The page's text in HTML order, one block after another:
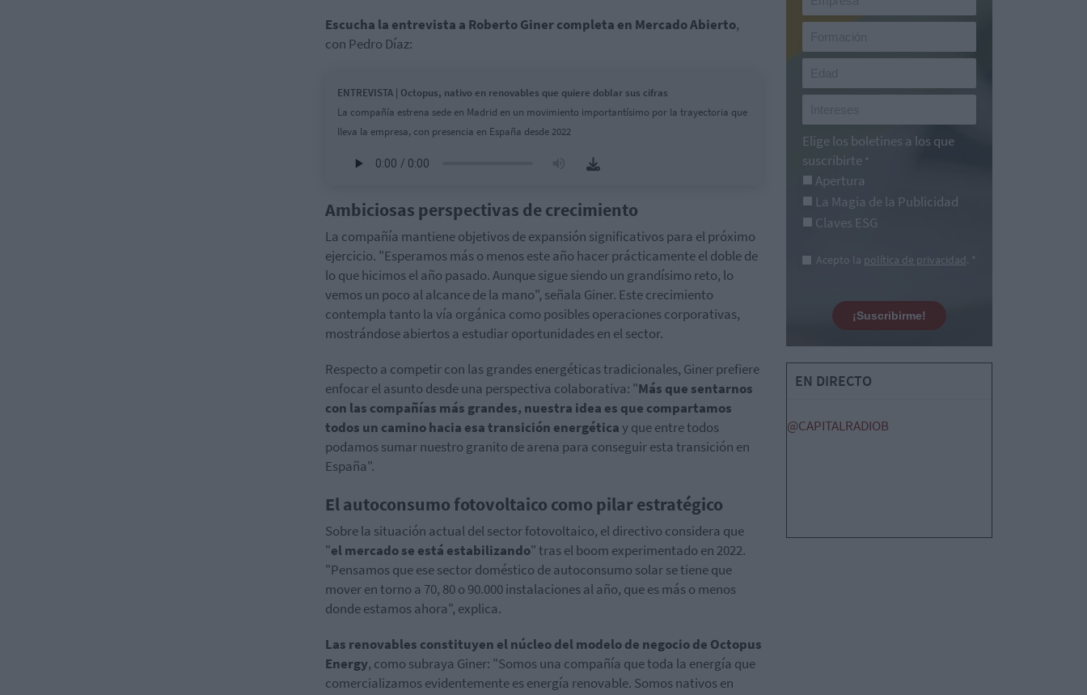
Escucha la entrevista a Roberto Giner completa en Mercado Abierto,
con Pedro Díaz:
ENTREVISTA | Octopus, nativo en renovables que quiere doblar sus cifras
La compañía estrena sede en Madrid en un movimiento importantísimo por la trayectoria que
lleva la empresa, con presencia en España desde 2022
Ambiciosas perspectivas de crecimiento
La compañía mantiene objetivos de expansión significativos para el próximo
ejercicio. "Esperamos más o menos este año hacer prácticamente el doble de
lo que hicimos el año pasado. Aunque sigue siendo un grandísimo reto, lo
vemos un poco al alcance de la mano", señala Giner. Este crecimiento
contempla tanto la vía orgánica como posibles operaciones corporativas,
mostrándose abiertos a estudiar oportunidades en el sector.
Respecto a competir con las grandes energéticas tradicionales, Giner prefiere
enfocar el asunto desde una perspectiva colaborativa: "Más que sentarnos
con las compañías más grandes, nuestra idea es que compartamos
todos un camino hacia esa transición energéticay que entre todos
podamos sumar nuestro granito de arena para conseguir esta transición en
España".
El autoconsumo fotovoltaico como pilar estratégico
Sobre la situación actual del sector fotovoltaico, el directivo considera que
"el mercado se está estabilizando" tras el boom experimentado en 2022.
"Pensamos que ese sector doméstico de autoconsumo solar se tiene que
mover en torno a 70, 80 o 90.000 instalaciones al año, que es más o menos
donde estamos ahora", explica.
Las renovables constituyen el núcleo del modelo de negocio de Octopus
Energy, como subraya Giner: "Somos una compañía que toda la energía que
comercializamos evidentemente es energía renovable. Somos nativos en
Elige los boletines a los que
suscribirte *
Apertura
La Magia de la Publicidad
Claves ESG
Acepto la política de privacidad. *
¡Suscribirme!
EN DIRECTO
@CAPITALRADIOB